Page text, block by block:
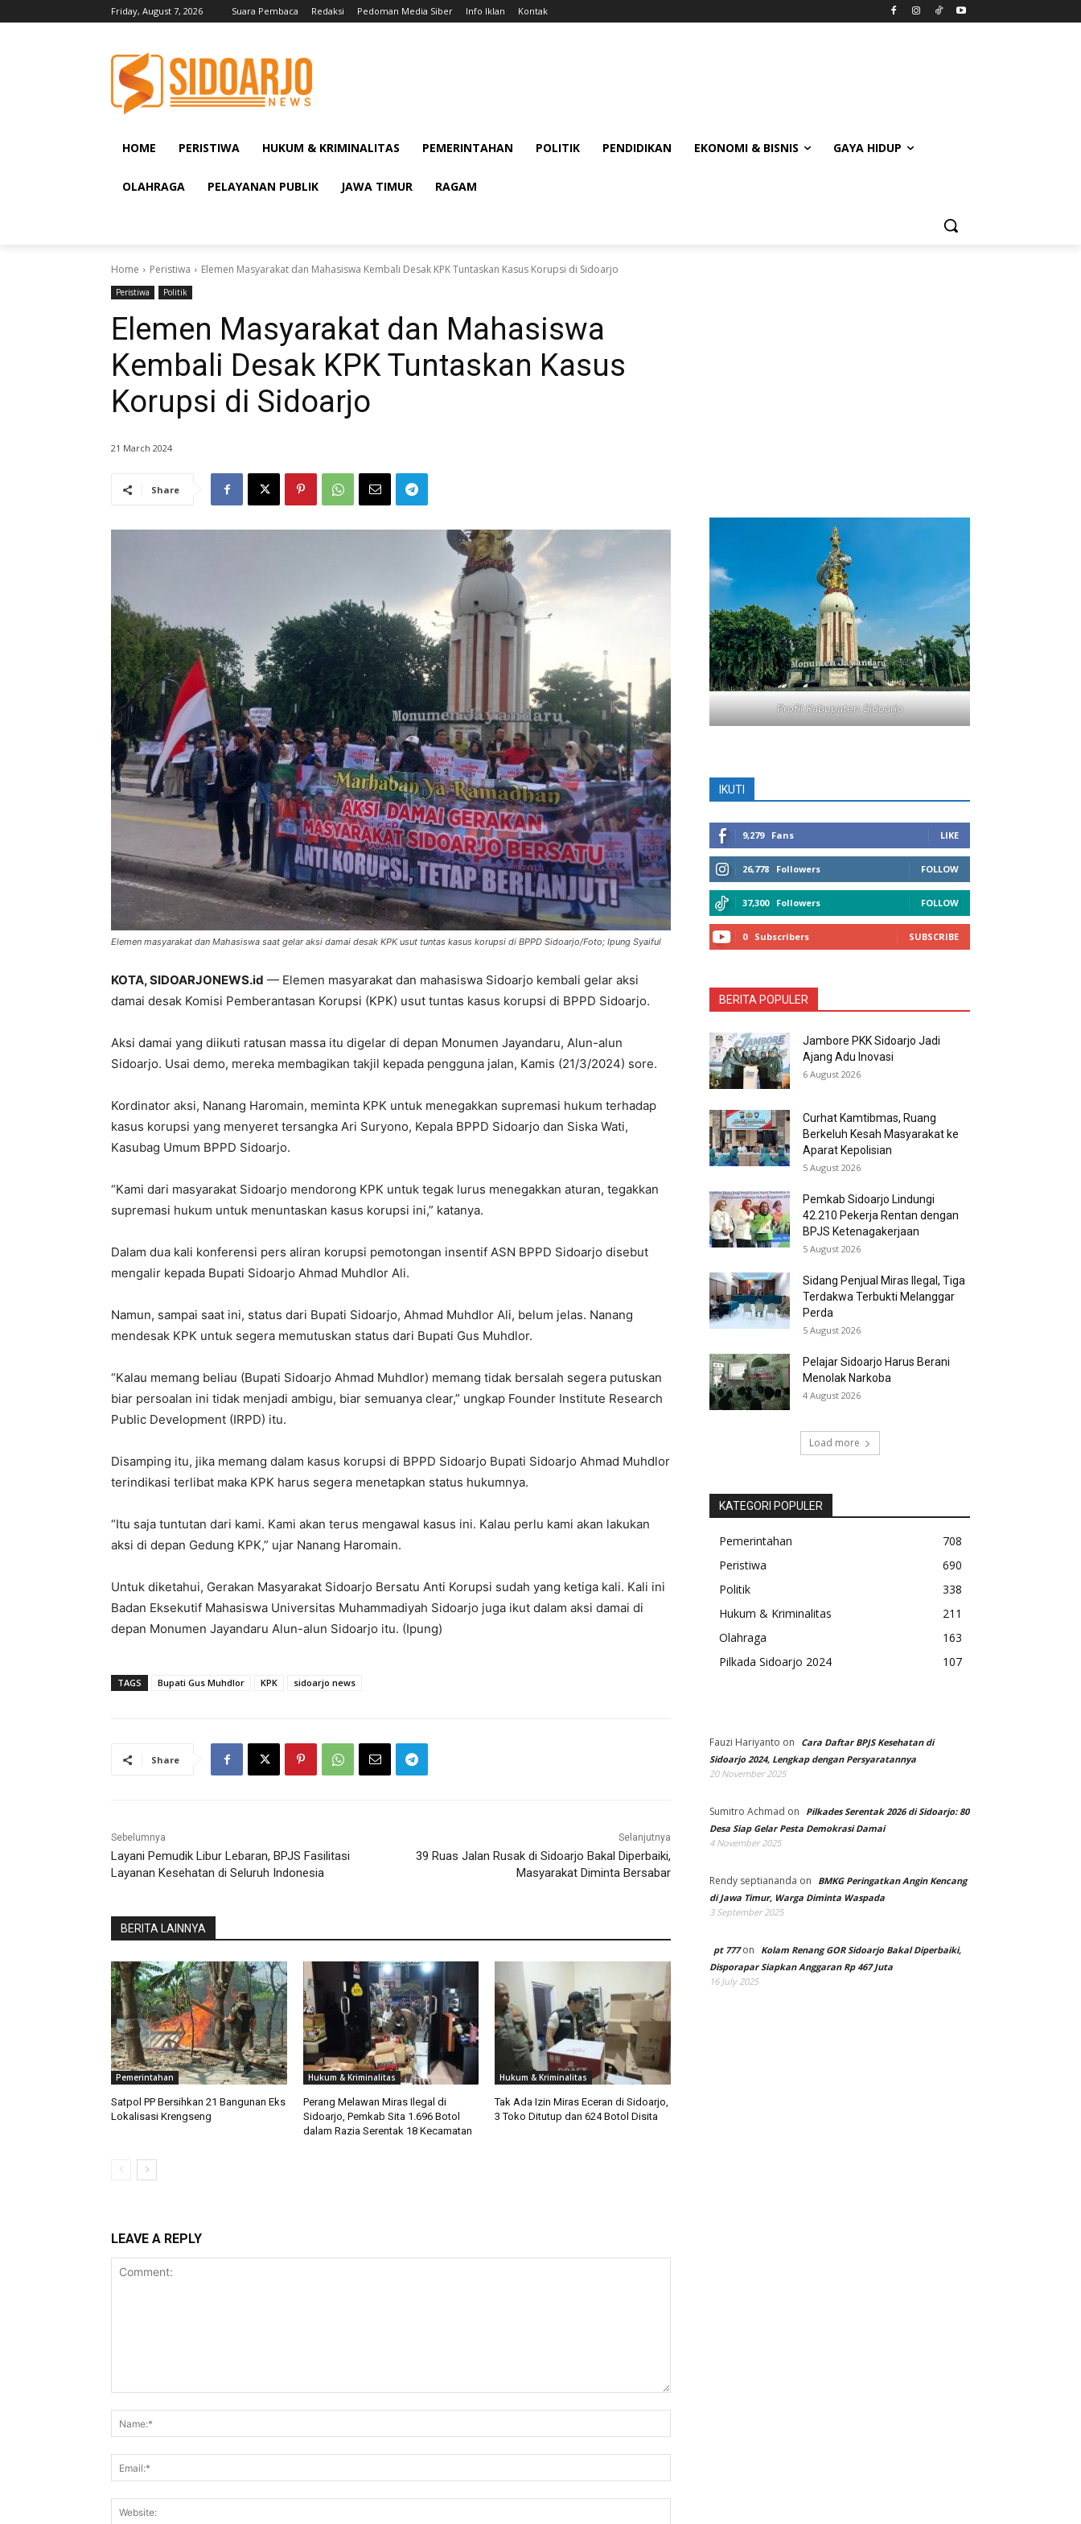
Friday, August 7, 2026 Suara Pembaca Redaksi Pedoman Media Siber Info Iklan Kontak
HOME PERISTIWA HUKUM & KRIMINALITAS PEMERINTAHAN POLITIK PENDIDIKAN EKONOMI & BISNIS GAYA HIDUP
OLAHRAGA PELAYANAN PUBLIK JAWA TIMUR RAGAM
Home Peristiwa Elemen Masyarakat dan Mahasiswa Kembali Desak KPK Tuntaskan Kasus Korupsi di Sidoarjo
Peristiwa Politik
Elemen Masyarakat dan Mahasiswa
Kembali Desak KPK Tuntaskan Kasus
Korupsi di Sidoarjo
21 March 2024
Share
Elemen masyarakat dan Mahasiswa saat gelar aksi damai desak KPK usut tuntas kasus korupsi di BPPD Sidoarjo/Foto; Ipung Syaiful
KOTA, SIDOARJONEWS.id — Elemen masyarakat dan mahasiswa Sidoarjo kembali gelar aksi
damai desak Komisi Pemberantasan Korupsi (KPK) usut tuntas kasus korupsi di BPPD Sidoarjo.
Aksi damai yang diikuti ratusan massa itu digelar di depan Monumen Jayandaru, Alun-alun
Sidoarjo. Usai demo, mereka membagikan takjil kepada pengguna jalan, Kamis (21/3/2024) sore.
Kordinator aksi, Nanang Haromain, meminta KPK untuk menegakkan supremasi hukum terhadap
kasus korupsi yang menyeret tersangka Ari Suryono, Kepala BPPD Sidoarjo dan Siska Wati,
Kasubag Umum BPPD Sidoarjo.
“Kami dari masyarakat Sidoarjo mendorong KPK untuk tegak lurus menegakkan aturan, tegakkan
supremasi hukum untuk menuntaskan kasus korupsi ini,” katanya.
Dalam dua kali konferensi pers aliran korupsi pemotongan insentif ASN BPPD Sidoarjo disebut
mengalir kepada Bupati Sidoarjo Ahmad Muhdlor Ali.
Namun, sampai saat ini, status dari Bupati Sidoarjo, Ahmad Muhdlor Ali, belum jelas. Nanang
mendesak KPK untuk segera memutuskan status dari Bupati Gus Muhdlor.
“Kalau memang beliau (Bupati Sidoarjo Ahmad Muhdlor) memang tidak bersalah segera putuskan
biar persoalan ini tidak menjadi ambigu, biar semuanya clear,” ungkap Founder Institute Research
Public Development (IRPD) itu.
Disamping itu, jika memang dalam kasus korupsi di BPPD Sidoarjo Bupati Sidoarjo Ahmad Muhdlor
terindikasi terlibat maka KPK harus segera menetapkan status hukumnya.
“Itu saja tuntutan dari kami. Kami akan terus mengawal kasus ini. Kalau perlu kami akan lakukan
aksi di depan Gedung KPK,” ujar Nanang Haromain.
Untuk diketahui, Gerakan Masyarakat Sidoarjo Bersatu Anti Korupsi sudah yang ketiga kali. Kali ini
Badan Eksekutif Mahasiswa Universitas Muhammadiyah Sidoarjo juga ikut dalam aksi damai di
depan Monumen Jayandaru Alun-alun Sidoarjo itu. (Ipung)
TAGS Bupati Gus Muhdlor KPK sidoarjo news
Share
Sebelumnya
Layani Pemudik Libur Lebaran, BPJS Fasilitasi
Layanan Kesehatan di Seluruh Indonesia
Selanjutnya
39 Ruas Jalan Rusak di Sidoarjo Bakal Diperbaiki,
Masyarakat Diminta Bersabar
BERITA LAINNYA
Pemerintahan
Satpol PP Bersihkan 21 Bangunan Eks
Lokalisasi Krengseng
Hukum & Kriminalitas
Perang Melawan Miras Ilegal di
Sidoarjo, Pemkab Sita 1.696 Botol
dalam Razia Serentak 18 Kecamatan
Hukum & Kriminalitas
Tak Ada Izin Miras Eceran di Sidoarjo,
3 Toko Ditutup dan 624 Botol Disita
LEAVE A REPLY
Profil Kabupaten Sidoarjo
IKUTI
9,279 Fans LIKE
26,778 Followers FOLLOW
37,300 Followers FOLLOW
0 Subscribers SUBSCRIBE
BERITA POPULER
Jambore PKK Sidoarjo Jadi
Ajang Adu Inovasi
6 August 2026
Curhat Kamtibmas, Ruang
Berkeluh Kesah Masyarakat ke
Aparat Kepolisian
5 August 2026
Pemkab Sidoarjo Lindungi
42.210 Pekerja Rentan dengan
BPJS Ketenagakerjaan
5 August 2026
Sidang Penjual Miras Ilegal, Tiga
Terdakwa Terbukti Melanggar
Perda
5 August 2026
Pelajar Sidoarjo Harus Berani
Menolak Narkoba
4 August 2026
Load more
KATEGORI POPULER
Pemerintahan
708
Peristiwa
690
Politik
338
Hukum & Kriminalitas
211
Olahraga
163
Pilkada Sidoarjo 2024
107
Fauzi Hariyanto on
Cara Daftar BPJS Kesehatan di
Sidoarjo 2024, Lengkap dengan Persyaratannya
20 November 2025
Sumitro Achmad on
Pilkades Serentak 2026 di Sidoarjo: 80
Desa Siap Gelar Pesta Demokrasi Damai
4 November 2025
Rendy septiananda on
BMKG Peringatkan Angin Kencang
di Jawa Timur, Warga Diminta Waspada
3 September 2025
pt 777on
Kolam Renang GOR Sidoarjo Bakal Diperbaiki,
Disporapar Siapkan Anggaran Rp 467 Juta
16 July 2025